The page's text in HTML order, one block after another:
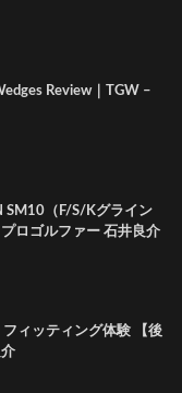
Review｜TGW –
SM10（F/S/Kグライン
ロゴルファー 石井良介
ィッティング体験 【後